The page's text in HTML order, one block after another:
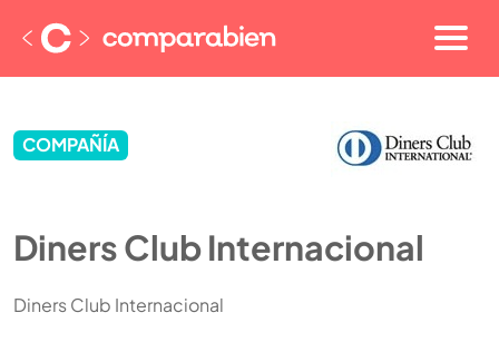
COMPAÑÍA
Diners Club Internacional
Diners Club Internacional